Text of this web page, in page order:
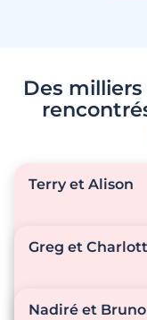
Des
Terry et Alison
entretenons
Greg et
Nadiré et Bruno